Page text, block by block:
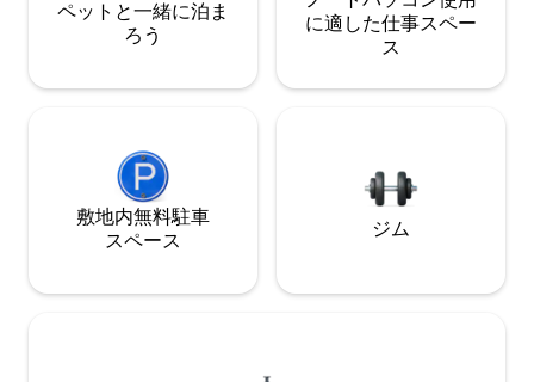
ペットと一緒に泊ま
ろう
に適した仕事スペー
ス
敷地内無料駐⁠車
ス⁠ペ⁠ー⁠ス
ジム